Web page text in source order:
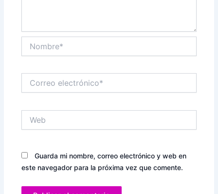
electrónico*
Guarda mi nombre, correo electrónico y web en
este navegador para la próxima vez que comente.